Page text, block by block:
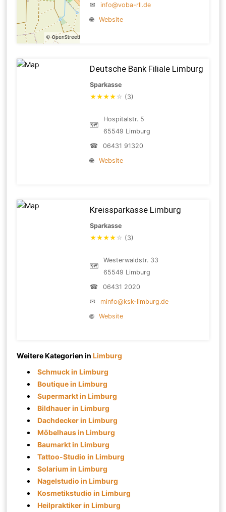
✉
info@voba-rll.de
🌐
Website
Deutsche Bank Filiale Limburg
Sparkasse
★★★★ ☆ (3)
🗺
Hospitalstr. 5
65549 Limburg
☎
06431 91320
🌐
Website
Kreissparkasse Limburg
Sparkasse
★★★★ ☆ (3)
🗺
Westerwaldstr. 33
65549 Limburg
☎
06431 2020
✉
minfo@ksk-limburg.de
🌐
Website
Weitere Kategorien inLimburg
Schmuck in Limburg
Boutique in Limburg
Supermarkt in Limburg
Bildhauer in Limburg
Dachdecker in Limburg
Möbelhaus in Limburg
Baumarkt in Limburg
Tattoo-Studio in Limburg
Solarium in Limburg
Nagelstudio in Limburg
Kosmetikstudio in Limburg
Heilpraktiker in Limburg